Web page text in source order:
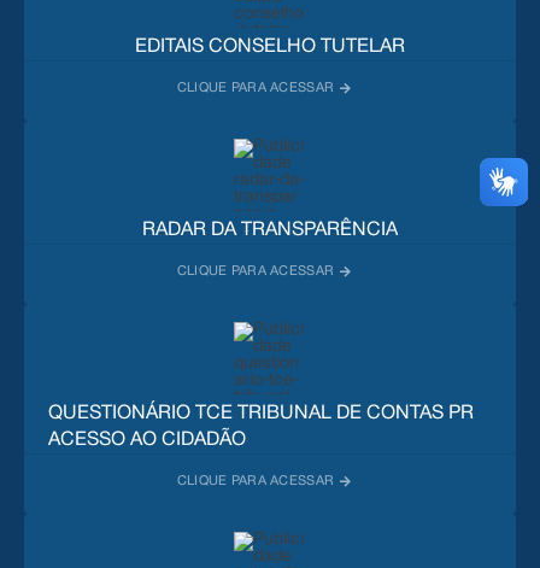
EDITAIS CONSELHO TUTELAR
RADAR DA TRANSPARÊNCIA
QUESTIONÁRIO TCE TRIBUNAL DE CONTAS PR
ACESSO AO CIDADÃO